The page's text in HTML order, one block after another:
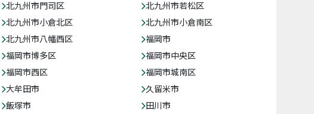
北九州市門司区
北九州市若松区
北九州市小倉北区
北九州市小倉南区
北九州市八幡西区
福岡市
福岡市博多区
福岡市中央区
福岡市西区
福岡市城南区
大牟田市
久留米市
飯塚市
田川市